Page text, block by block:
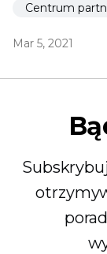
Centrum
Mar 5, 2021